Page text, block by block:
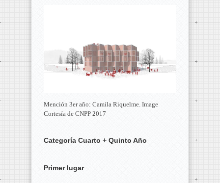
Mención 3er año: Camila Riquelme. Image
Cortesía de CNPP 2017
Categoría Cuarto + Quinto Año
Primer lugar